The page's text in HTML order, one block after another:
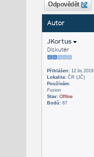
Odpovědět
Autor
JKortus
Diskutér
Přihlášen:12.lis.2019
Lokalita:ČR (JČ)
Používám:
Fusion
Stav: Offline
Bodů:67